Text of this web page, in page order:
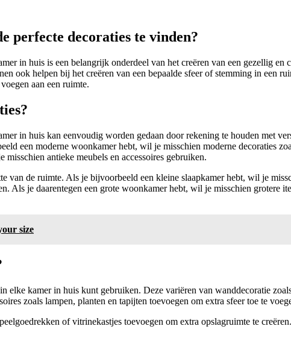
perfecte decoraties te vinden?
in huis is een belangrijk onderdeel van het creëren van een gezellig
ook helpen bij het creëren van een bepaalde sfeer of stemming in een
aan een ruimte.
in huis kan eenvoudig worden gedaan door rekening te houden met
een moderne woonkamer hebt, wil je misschien moderne decoraties
antieke meubels en accessoires gebruiken.
van de ruimte. Als je bijvoorbeeld een kleine slaapkamer hebt, wil je
Als je daarentegen een grote woonkamer hebt, wil je misschien grotere
size
elke kamer in huis kunt gebruiken. Deze variëren van wanddecoratie
zoals lampen, planten en tapijten toevoegen om extra sfeer toe te
of vitrinekastjes toevoegen om extra opslagruimte te